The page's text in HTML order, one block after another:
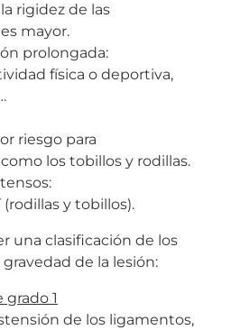
rigidez de las
mayor.
prolongada:
física o deportiva,
riesgo para
los tobillos y rodillas.
y tobillos).
una clasificación de los
de la lesión:
grado 1
de los ligamentos,